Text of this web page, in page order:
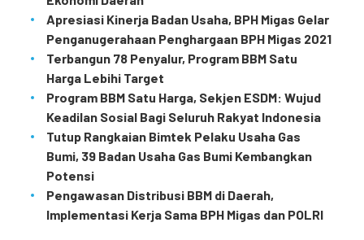
Apresiasi Kinerja Badan Usaha, BPH Migas Gelar
Penganugerahaan Penghargaan BPH Migas 2021
Terbangun 78 Penyalur, Program BBM Satu
Harga Lebihi Target
Program BBM Satu Harga, Sekjen ESDM: Wujud
Keadilan Sosial Bagi Seluruh Rakyat Indonesia
Tutup Rangkaian Bimtek Pelaku Usaha Gas
Bumi, 39 Badan Usaha Gas Bumi Kembangkan
Potensi
Pengawasan Distribusi BBM di Daerah,
Implementasi Kerja Sama BPH Migas dan POLRI